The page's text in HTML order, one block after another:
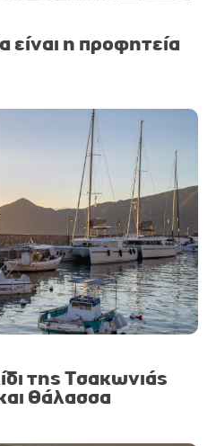
είναι η προφητεία
της Τσακωνιάς
θάλασσα